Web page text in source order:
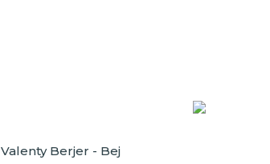
Valenty Berjer - Bej